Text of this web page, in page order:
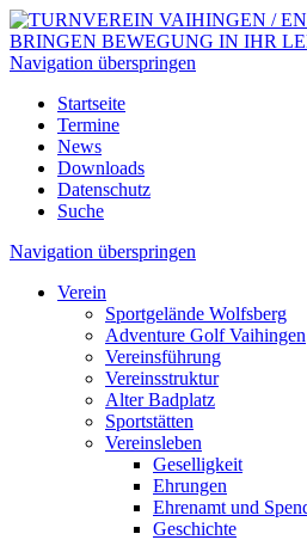
Navigation überspringen
Startseite
Termine
News
Downloads
Datenschutz
Suche
Navigation überspringen
Verein
Sportgelände Wolfsberg
Adventure Golf Vaihingen
Vereinsführung
Vereinsstruktur
Alter Badplatz
Sportstätten
Vereinsleben
Geselligkeit
Ehrungen
Ehrenamt und
Geschichte